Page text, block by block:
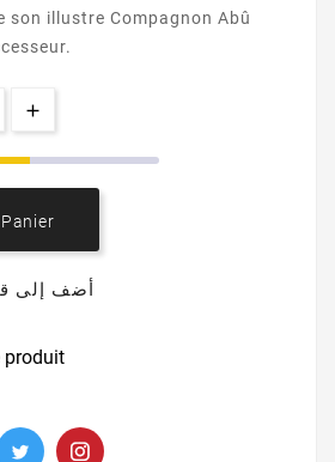
son illustre Compagnon Abû
أضف إلى
produit